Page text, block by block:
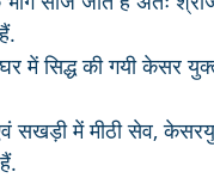
में सिद्ध की गयी केसर
में मीठी सेव,